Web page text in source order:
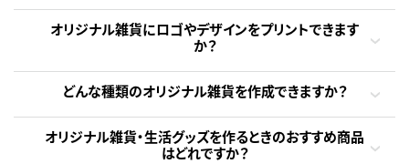
オリジナル雑貨にロゴやデザインをプリントできます
か？
どんな種類のオリジナル雑貨を作成できますか？
オリジナル雑貨・生活グッズを作るときのおすすめ商品
はどれですか？